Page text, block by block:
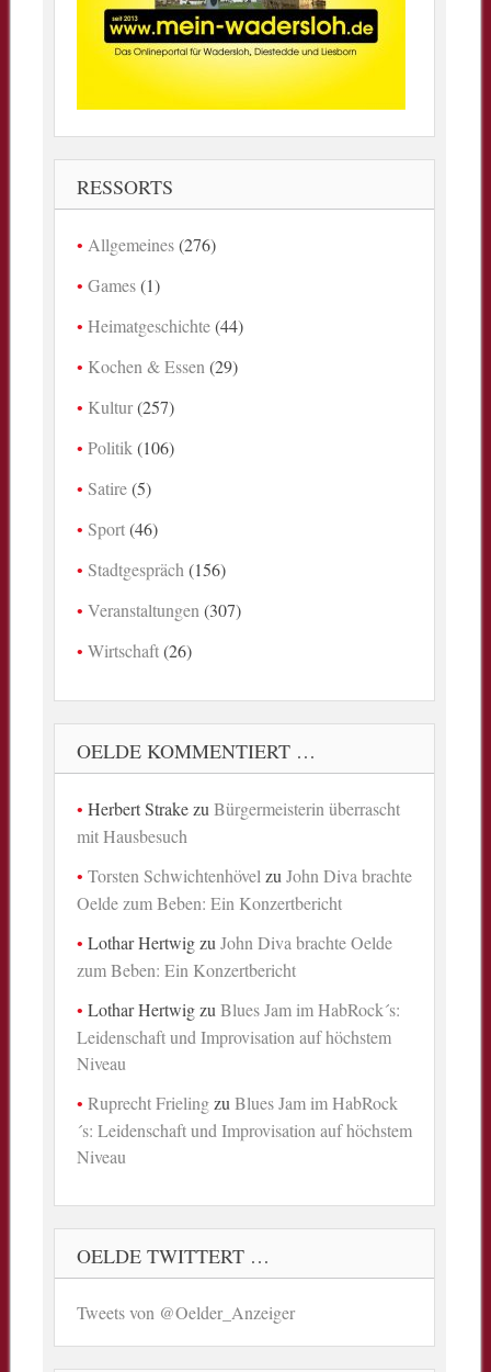
RESSORTS
Allgemeines(276)
Games(1)
Heimatgeschichte(44)
Kochen & Essen(29)
Kultur(257)
Politik(106)
Satire(5)
Sport(46)
Stadtgespräch(156)
Veranstaltungen(307)
Wirtschaft(26)
OELDE KOMMENTIERT …
Herbert StrakezuBürgermeisterin überrascht
mit Hausbesuch
Torsten SchwichtenhövelzuJohn Diva brachte
Oelde zum Beben: Ein Konzertbericht
Lothar HertwigzuJohn Diva brachte Oelde
zum Beben: Ein Konzertbericht
Lothar HertwigzuBlues Jam im HabRock´s:
Leidenschaft und Improvisation auf höchstem
Niveau
Ruprecht FrielingzuBlues Jam im HabRock
´s: Leidenschaft und Improvisation auf höchstem
Niveau
OELDE TWITTERT …
Tweets von @Oelder_Anzeiger